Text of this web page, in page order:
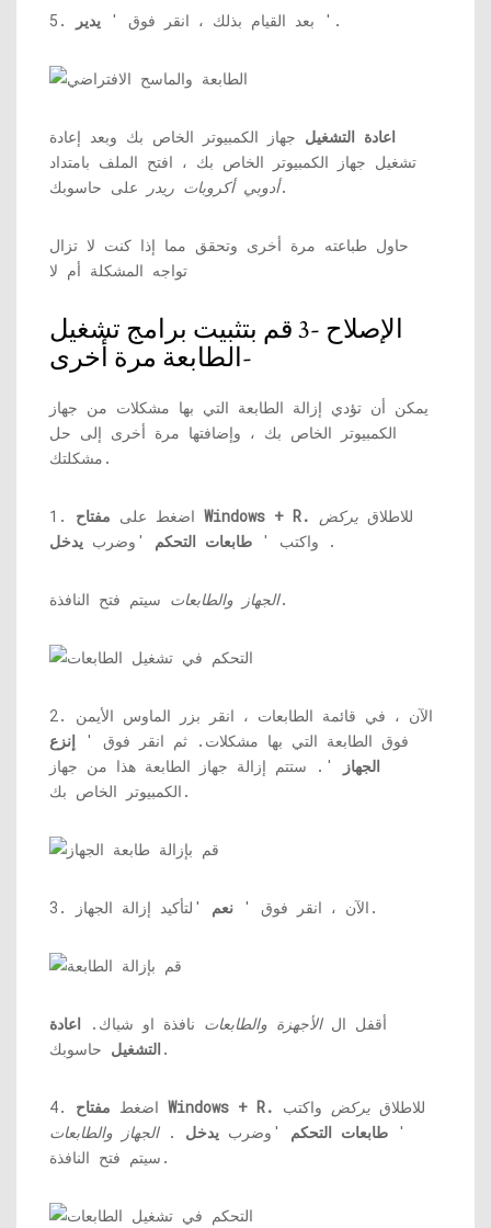
5. بعد القيام بذلك ، انقر فوق ' يدير '.
اعادة التشغيل جهاز الكمبيوتر الخاص بك وبعد إعادة
تشغيل جهاز الكمبيوتر الخاص بك ، افتح الملف بامتداد
أدوبي أكروبات ريدرعلى حاسوبك.
حاول طباعته مرة أخرى وتحقق مما إذا كنت لا تزال
تواجه المشكلة أم لا
الإصلاح -3 قم بتثبيت برامج تشغيل
الطابعة مرة أخرى-
يمكن أن تؤدي إزالة الطابعة التي بها مشكلات من جهاز
الكمبيوتر الخاص بك ، وإضافتها مرة أخرى إلى حل
مشكلتك.
1. اضغط على مفتاح Windows + R. للاطلاق يركض
واكتب ' طابعات التحكم 'وضرب يدخل .
الجهاز والطابعاتسيتم فتح النافذة.
2. الآن ، في قائمة الطابعات ، انقر بزر الماوس الأيمن
فوق الطابعة التي بها مشكلات. ثم انقر فوق ' إنزع
الجهاز
'. ستتم إزالة جهاز الطابعة هذا من جهاز
الكمبيوتر الخاص بك.
3. الآن ، انقر فوق ' نعم 'لتأكيد إزالة الجهاز.
أقفل الالأجهزة والطابعات نافذة او شباك. اعادة
التشغيل حاسوبك.
4. اضغط مفتاح Windows + R. للاطلاق يركض واكتب
' طابعات التحكم 'وضرب يدخل .الجهاز والطابعات
سيتم فتح النافذة.